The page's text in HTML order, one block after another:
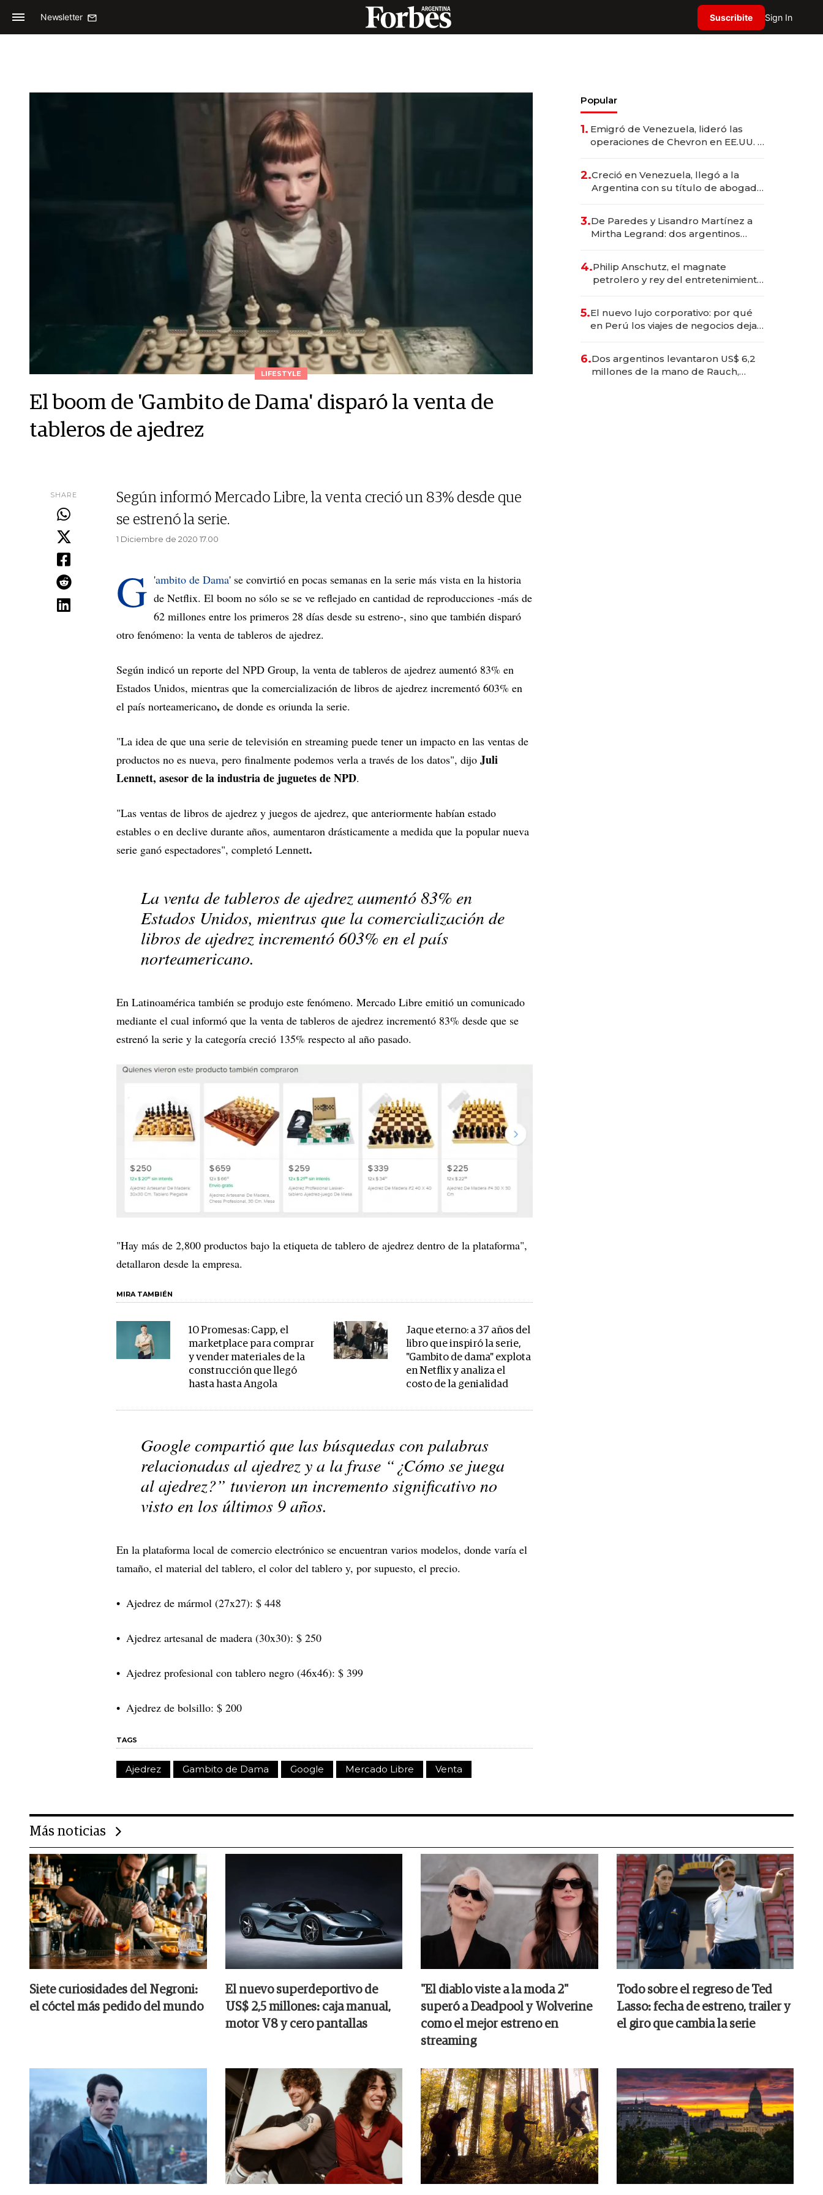
Newsletter Suscribite Sign In
LIFESTYLE
El boom de 'Gambito de Dama' disparó la venta de
tableros de ajedrez
SHARE
Según informó Mercado Libre, la venta creció un 83% desde que
se estrenó la serie.
1 Diciembre de 2020 17.00
'
G ambito de Dama' se convirtió en pocas semanas en la serie más vista en la historia
de Netflix. El boom no sólo se se ve reflejado en cantidad de reproducciones -más de
62 millones entre los primeros 28 días desde su estreno-, sino que también disparó
otro fenómeno: la venta de tableros de ajedrez.
Según indicó un reporte del NPD Group, la venta de tableros de ajedrez aumentó 83% en
Estados Unidos, mientras que la comercialización de libros de ajedrez incrementó 603% en
el país norteamericano, de donde es oriunda la serie.
"La idea de que una serie de televisión en streaming puede tener un impacto en las ventas de
productos no es nueva, pero finalmente podemos verla a través de los datos", dijo Juli
Lennett, asesor de la industria de juguetes de NPD.
"Las ventas de libros de ajedrez y juegos de ajedrez, que anteriormente habían estado
estables o en declive durante años, aumentaron drásticamente a medida que la popular nueva
serie ganó espectadores", completó Lennett.
La venta de tableros de ajedrez aumentó 83% en
Estados Unidos, mientras que la comercialización de
libros de ajedrez incrementó 603% en el país
norteamericano.
En Latinoamérica también se produjo este fenómeno. Mercado Libre emitió un comunicado
mediante el cual informó que la venta de tableros de ajedrez incrementó 83% desde que se
estrenó la serie y la categoría creció 135% respecto al año pasado.
"Hay más de 2,800 productos bajo la etiqueta de tablero de ajedrez dentro de la plataforma",
detallaron desde la empresa.
MIRA TAMBIÉN
10 Promesas: Capp, el
marketplace para comprar
y vender materiales de la
construcción que llegó
hasta hasta Angola
Jaque eterno: a 37 años del
libro que inspiró la serie,
"Gambito de dama" explota
en Netflix y analiza el
costo de la genialidad
Google compartió que las búsquedas con palabras
relacionadas al ajedrez y a la frase “¿Cómo se juega
al ajedrez?” tuvieron un incremento significativo no
visto en los últimos 9 años.
En la plataforma local de comercio electrónico se encuentran varios modelos, donde varía el
tamaño, el material del tablero, el color del tablero y, por supuesto, el precio.
Ajedrez de mármol (27x27): $ 448
Ajedrez artesanal de madera (30x30): $ 250
Ajedrez profesional con tablero negro (46x46): $ 399
Ajedrez de bolsillo: $ 200
TAGS
Ajedrez Gambito de Dama Google Mercado Libre Venta
Popular
1. Emigró de Venezuela, lideró las
operaciones de Chevron en EE.UU. y
2.Creció en Venezuela, llegó a la
Argentina con su título de abogado
marcas "fast premium"
3.De Paredes y Lisandro Martínez a
Mirtha Legrand: dos argentinos
4.Philip Anschutz, el magnate
petrolero y rey del entretenimiento
5.El nuevo lujo corporativo: por qué
en Perú los viajes de negocios dejan
en experiencias transformadoras
6.Dos argentinos levantaron US$ 6,2
millones de la mano de Rauch,
Más noticias
Siete curiosidades del Negroni:
el cóctel más pedido del mundo
El nuevo superdeportivo de
US$ 2,5 millones: caja manual,
motor V8 y cero pantallas
"El diablo viste a la moda 2"
superó a Deadpool y Wolverine
como el mejor estreno en
streaming
Todo sobre el regreso de Ted
Lasso: fecha de estreno, trailer y
el giro que cambia la serie